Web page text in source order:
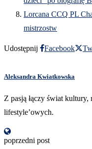
Lorcana CCQ PL
mistrzostw
Udostępnij Facebook
Aleksandra Kwiatkowska
Z pasją łączy świat
lifestyle’owych.
poprzedni post